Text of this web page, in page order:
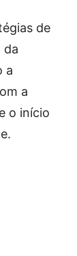
de
da
a
a
o início